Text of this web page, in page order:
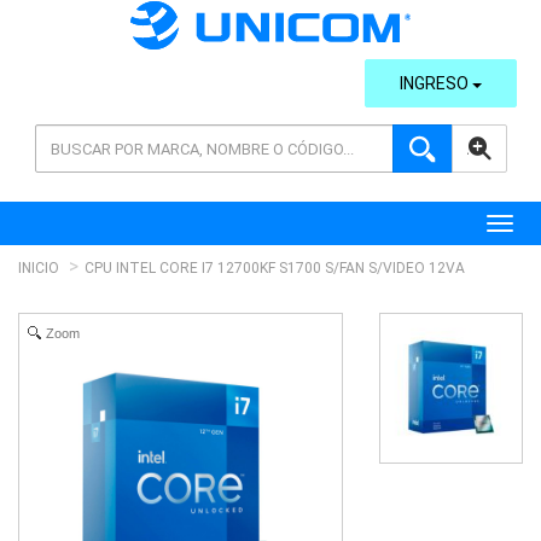
AVANZADA
INGRESO
INICIO CPU INTEL CORE I7 12700KF S1700 S/FAN S/VIDEO 12VA
Zoom